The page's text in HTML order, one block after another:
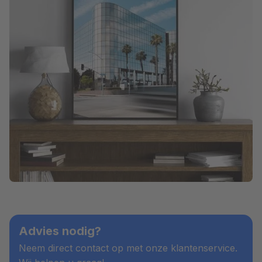
Advies nodig?
Neem direct contact op met onze klantenservice.